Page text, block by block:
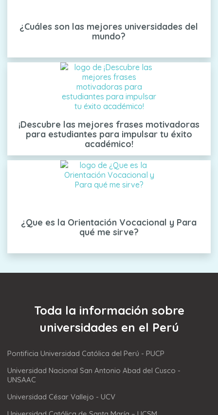
¿Cuáles son las mejores universidades del
mundo?
¡Descubre las mejores frases motivadoras
para estudiantes para impulsar tu éxito
académico!
¿Que es la Orientación Vocacional y Para
qué me sirve?
Toda la información sobre
universidades en el Perú
Pontificia Universidad Católica del Perú - PUCP
Universidad Nacional San Antonio Abad del Cusco -
UNSAAC
Universidad César Vallejo - UCV